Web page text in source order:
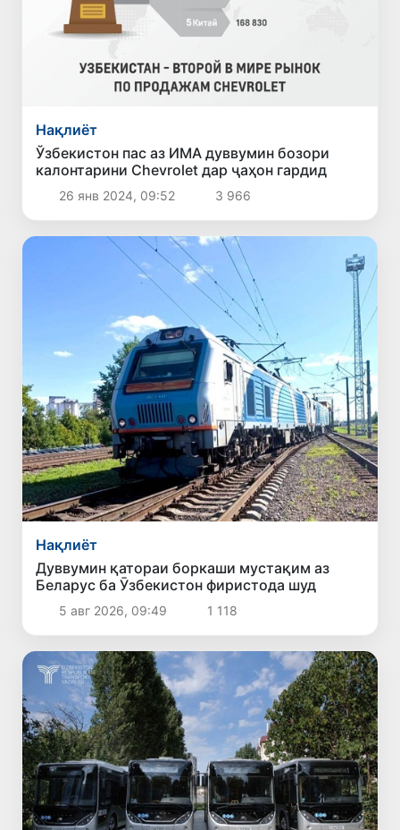
Нақлиёт
Ўзбекистон пас аз ИМА дуввумин бозори
калонтарини Chevrolet дар ҷаҳон гардид
26 янв 2024, 09:52 3 966
Нақлиёт
Дуввумин қатораи боркаши мустақим аз
Беларус ба Ӯзбекистон фиристода шуд
5 авг 2026, 09:49 1 118